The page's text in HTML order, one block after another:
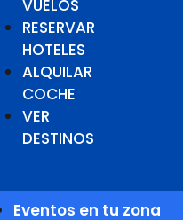
VUELOS
RESERVAR
HOTELES
ALQUILAR
COCHE
VER
DESTINOS
Eventos en tu zona